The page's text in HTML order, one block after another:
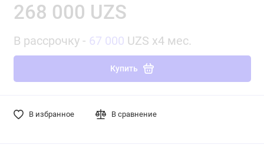
268 000 UZS
В рассрочку - 67 000 UZS x4 мес.
Купить
В избранное В сравнение